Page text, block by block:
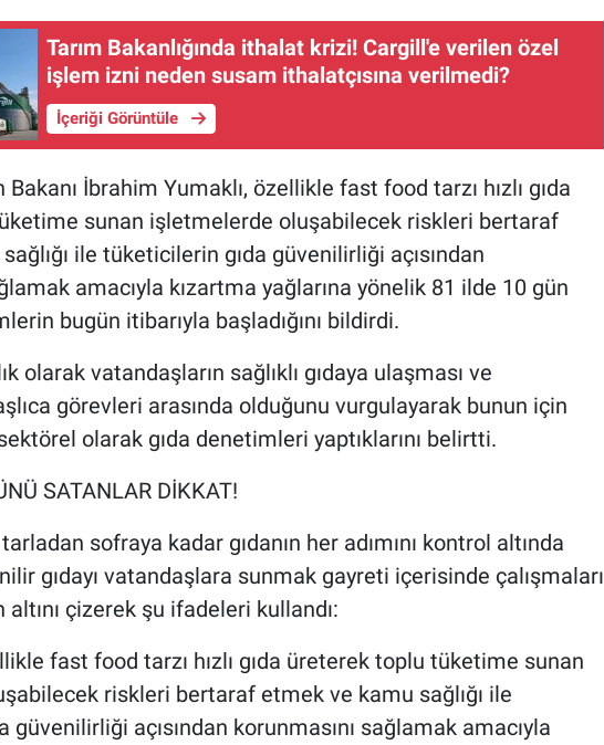
Tarım Bakanlığında ithalat krizi! Cargill'e verilen özel
işlem izni neden susam ithalatçısına verilmedi?
İçeriği Görüntüle
Bakanı İbrahim Yumaklı, özellikle fast food tarzı hızlı gıda
sunan işletmelerde oluşabilecek riskleri bertaraf
ile tüketicilerin gıda güvenilirliği açısından
amacıyla kızartma yağlarına yönelik 81 ilde 10 gün
bugün itibarıyla başladığını bildirdi.
olarak vatandaşların sağlıklı gıdaya ulaşması ve
görevleri arasında olduğunu vurgulayarak bunun için
olarak gıda denetimleri yaptıklarını belirtti.
SATANLAR DİKKAT!
sofraya kadar gıdanın her adımını kontrol altında
gıdayı vatandaşlara sunmak gayreti içerisinde çalışmaları
çizerek şu ifadeleri kullandı:
fast food tarzı hızlı gıda üreterek toplu tüketime sunan
riskleri bertaraf etmek ve kamu sağlığı ile
güvenilirliği açısından korunmasını sağlamak amacıyla